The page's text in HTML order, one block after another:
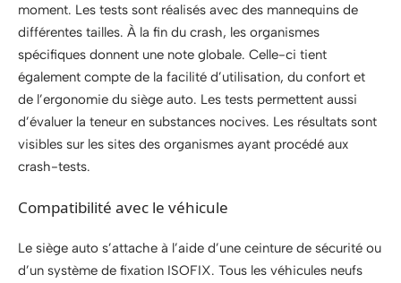
moment. Les tests sont réalisés avec des mannequins de
différentes tailles. À la fin du crash, les organismes
spécifiques donnent une note globale. Celle-ci tient
également compte de la facilité d’utilisation, du confort et
de l’ergonomie du siège auto. Les tests permettent aussi
d’évaluer la teneur en substances nocives. Les résultats sont
visibles sur les sites des organismes ayant procédé aux
crash-tests.
Compatibilité avec le véhicule
Le siège auto s’attache à l’aide d’une ceinture de sécurité ou
d’un système de fixation ISOFIX. Tous les véhicules neufs